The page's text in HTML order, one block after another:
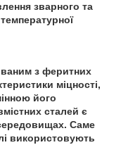
зварного та
з феритних
міцності,
його
сталей є
середовищах. Саме
використовують